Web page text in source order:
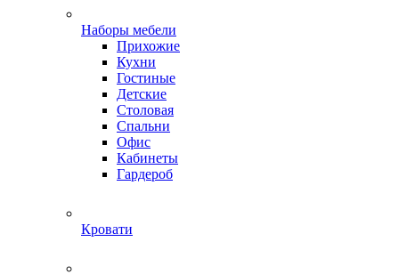
Наборы мебели
Прихожие
Кухни
Гостиные
Детские
Столовая
Спальни
Офис
Кабинеты
Гардероб
Кровати